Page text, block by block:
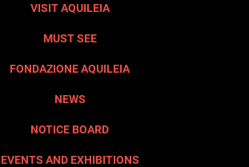
VISIT AQUILEIA
MUST SEE
FONDAZIONE AQUILEIA
NEWS
NOTICE BOARD
EVENTS AND EXHIBITIONS